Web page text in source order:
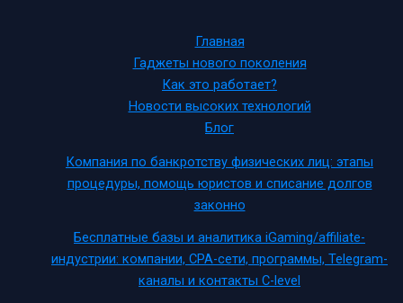
Главная
Гаджеты нового поколения
Как это работает?
Новости высоких технологий
Блог
Компания по банкротству физических лиц: этапы
процедуры, помощь юристов и списание долгов
законно
Бесплатные базы и аналитика iGaming/affiliate-
индустрии: компании, CPA-сети, программы, Telegram-
каналы и контакты C-level